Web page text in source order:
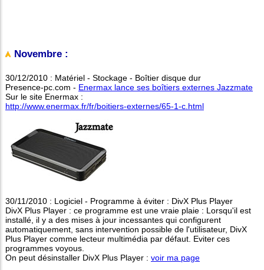
Novembre :
30/12/2010 : Matériel - Stockage - Boîtier disque dur
Presence-pc.com - Enermax lance ses boîtiers externes Jazzmate
Sur le site Enermax :
http://www.enermax.fr/fr/boitiers-externes/65-1-c.html
30/11/2010 : Logiciel - Programme à éviter : DivX Plus Player
DivX Plus Player : ce programme est une vraie plaie : Lorsqu'il est
installé, il y a des mises à jour incessantes qui configurent
automatiquement, sans intervention possible de l'utilisateur, DivX
Plus Player comme lecteur multimédia par défaut. Eviter ces
programmes voyous.
On peut désinstaller DivX Plus Player : voir ma page